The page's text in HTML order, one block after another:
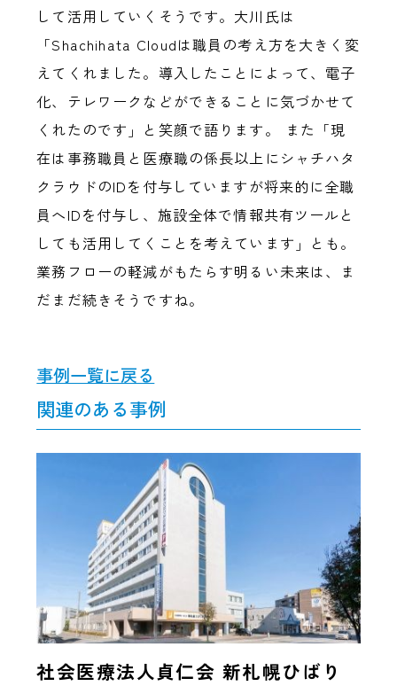
して活用していくそうです。大川氏は
「Shachihata Cloudは職員の考え方を大きく変
えてくれました。導入したことによって、電子
化、テレワークなどができることに気づかせて
くれたのです」と笑顔で語ります。 また「現
在は事務職員と医療職の係長以上にシャチハタ
クラウドのIDを付与していますが将来的に全職
員へIDを付与し、施設全体で情報共有ツールと
しても活用してくことを考えています」とも。
業務フローの軽減がもたらす明るい未来は、ま
だまだ続きそうですね。
事例一覧に戻る
関連のある事例
社会医療法人貞仁会 新札幌ひばり